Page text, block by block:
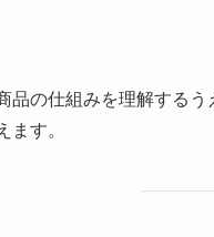
品の仕組みを理解する
ます。